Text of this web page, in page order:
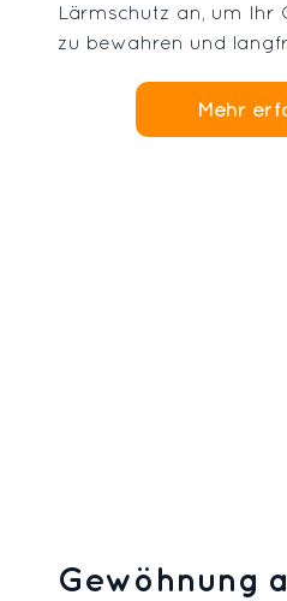
Gewöhnung
Lärmschutz an, um Ihr
zu bewahren und
Mehr